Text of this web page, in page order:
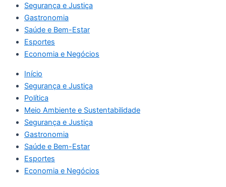
Segurança e Justiça
Gastronomia
Saúde e Bem-Estar
Esportes
Economia e Negócios
Início
Segurança e Justiça
Política
Meio Ambiente e Sustentabilidade
Segurança e Justiça
Gastronomia
Saúde e Bem-Estar
Esportes
Economia e Negócios